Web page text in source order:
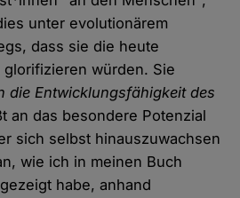
unter evolutionärem
dass sie die heute
würden. Sie
die Entwicklungsfähigkeit des
an das besondere Potenzial
sich selbst hinauszuwachsen
wie ich in meinen Buch
habe, anhand